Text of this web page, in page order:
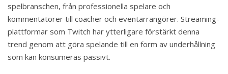
spelbranschen, från professionella spelare och
kommentatorer till coacher och eventarrangörer. Streaming-
plattformar som Twitch har ytterligare förstärkt denna
trend genom att göra spelande till en form av underhållning
som kan konsumeras passivt.